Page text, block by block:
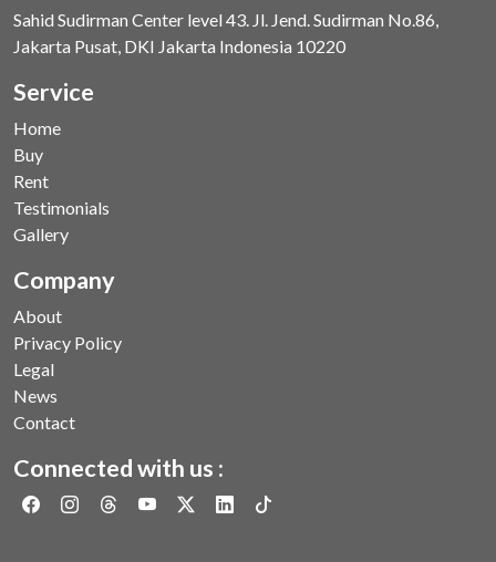
Sahid Sudirman Center level 43. Jl. Jend. Sudirman No.86,
Jakarta Pusat, DKI Jakarta Indonesia 10220
Service
Home
Buy
Rent
Testimonials
Gallery
Company
About
Privacy Policy
Legal
News
Contact
Connected with us :